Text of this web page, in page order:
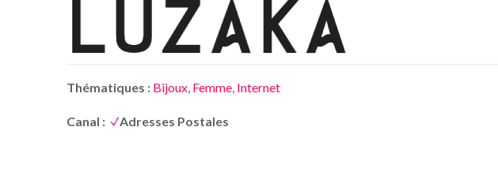
Thématiques : Bijoux, Femme, Internet
Canal : Adresses Postales